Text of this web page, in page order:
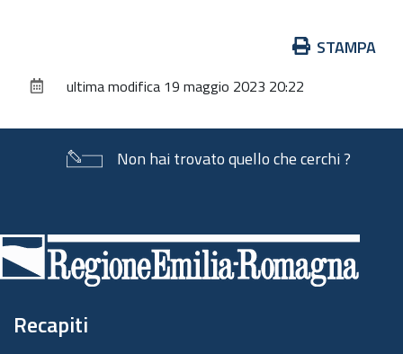
documento
STAMPA
ultima modifica 19 maggio 2023 20:22
Non hai trovato quello che cerchi ?
di
pagina
Recapiti